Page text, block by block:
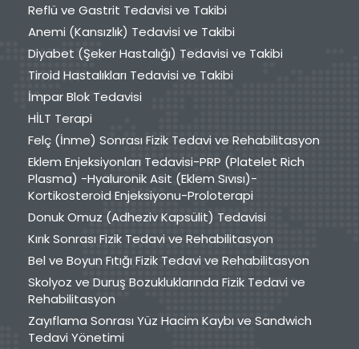
Reflü ve Gastrit Tedavisi ve Takibi
Anemi (Kansızlık) Tedavisi ve Takibi
Diyabet (Şeker Hastalığı) Tedavisi ve Takibi
Tiroid Hastalıkları Tedavisi ve Takibi
İmpar Blok Tedavisi
HİLT Terapi
Felç (İnme) Sonrası Fizik Tedavi ve Rehabilitasyon
Eklem Enjeksiyonları Tedavisi-PRP (Platelet Rich
Plasma) -Hyaluronik Asit (Eklem Sıvısı)-
Kortikosteroid Enjeksiyonu-Proloterapi
Donuk Omuz (Adheziv Kapsülit) Tedavisi
Kırık Sonrası Fizik Tedavi ve Rehabilitasyon
Bel ve Boyun Fıtığı Fizik Tedavi ve Rehabilitasyon
Skolyoz ve Duruş Bozukluklarında Fizik Tedavi ve
Rehabilitasyon
Zayıflama Sonrası Yüz Hacim Kaybı ve Sandwich
Tedavi Yönetimi